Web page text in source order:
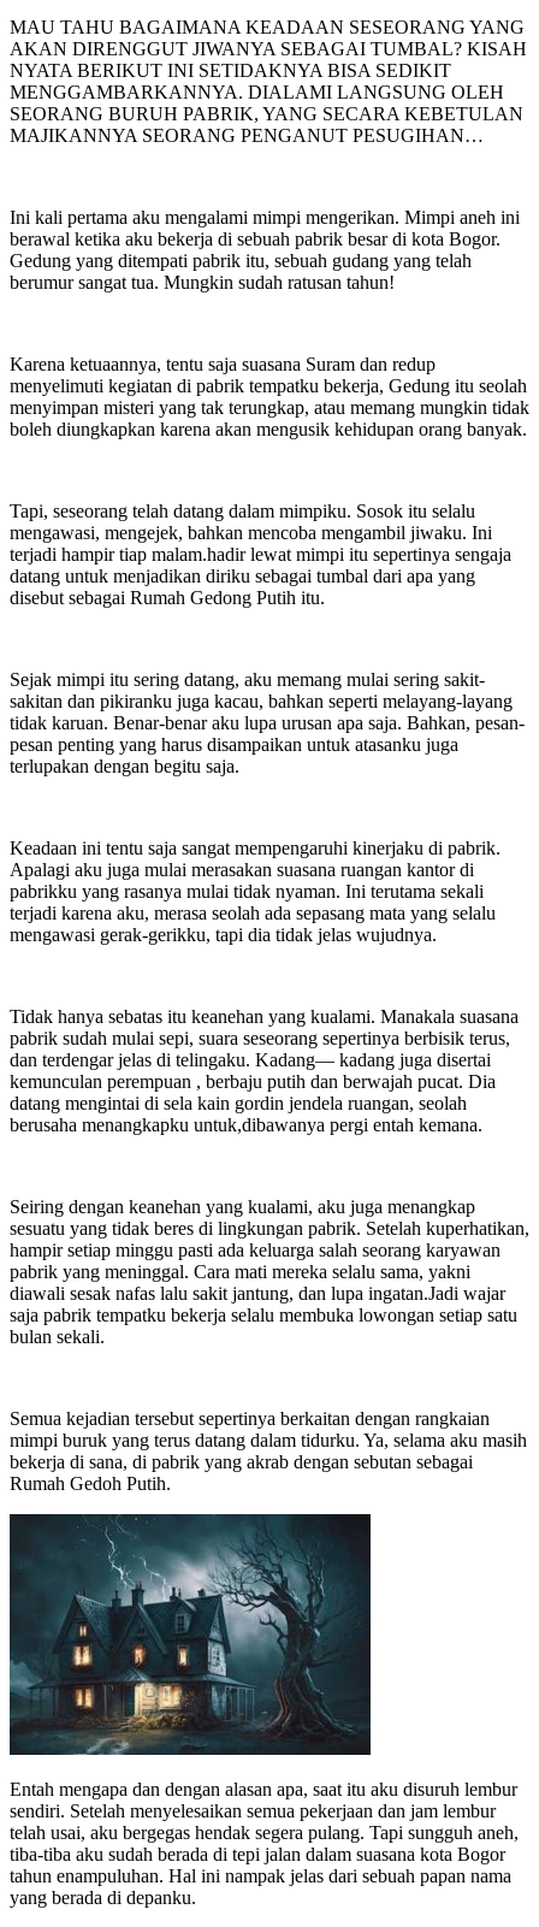
MAU TAHU BAGAIMANA KEADAAN SESEORANG YANG
AKAN DIRENGGUT JIWANYA SEBAGAI TUMBAL? KISAH
NYATA BERIKUT INI SETIDAKNYA BISA SEDIKIT
MENGGAMBARKANNYA. DIALAMI LANGSUNG OLEH
SEORANG BURUH PABRIK, YANG SECARA KEBETULAN
MAJIKANNYA SEORANG PENGANUT PESUGIHAN…
Ini kali pertama aku mengalami mimpi mengerikan. Mimpi aneh ini
berawal ketika aku bekerja di sebuah pabrik besar di kota Bogor.
Gedung yang ditempati pabrik itu, sebuah gudang yang telah
berumur sangat tua. Mungkin sudah ratusan tahun!
Karena ketuaannya, tentu saja suasana Suram dan redup
menyelimuti kegiatan di pabrik tempatku bekerja, Gedung itu seolah
menyimpan misteri yang tak terungkap, atau memang mungkin tidak
boleh diungkapkan karena akan mengusik kehidupan orang banyak.
Tapi, seseorang telah datang dalam mimpiku. Sosok itu selalu
mengawasi, mengejek, bahkan mencoba mengambil jiwaku. Ini
terjadi hampir tiap malam.hadir lewat mimpi itu sepertinya sengaja
datang untuk menjadikan diriku sebagai tumbal dari apa yang
disebut sebagai Rumah Gedong Putih itu.
Sejak mimpi itu sering datang, aku memang mulai sering sakit-
sakitan dan pikiranku juga kacau, bahkan seperti melayang-layang
tidak karuan. Benar-benar aku lupa urusan apa saja. Bahkan, pesan-
pesan penting yang harus disampaikan untuk atasanku juga
terlupakan dengan begitu saja.
Keadaan ini tentu saja sangat mempengaruhi kinerjaku di pabrik.
Apalagi aku juga mulai merasakan suasana ruangan kantor di
pabrikku yang rasanya mulai tidak nyaman. Ini terutama sekali
terjadi karena aku, merasa seolah ada sepasang mata yang selalu
mengawasi gerak-gerikku, tapi dia tidak jelas wujudnya.
Tidak hanya sebatas itu keanehan yang kualami. Manakala suasana
pabrik sudah mulai sepi, suara seseorang sepertinya berbisik terus,
dan terdengar jelas di telingaku. Kadang— kadang juga disertai
kemunculan perempuan , berbaju putih dan berwajah pucat. Dia
datang mengintai di sela kain gordin jendela ruangan, seolah
berusaha menangkapku untuk,dibawanya pergi entah kemana.
Seiring dengan keanehan yang kualami, aku juga menangkap
sesuatu yang tidak beres di lingkungan pabrik. Setelah kuperhatikan,
hampir setiap minggu pasti ada keluarga salah seorang karyawan
pabrik yang meninggal. Cara mati mereka selalu sama, yakni
diawali sesak nafas lalu sakit jantung, dan lupa ingatan.Jadi wajar
saja pabrik tempatku bekerja selalu membuka lowongan setiap satu
bulan sekali.
Semua kejadian tersebut sepertinya berkaitan dengan rangkaian
mimpi buruk yang terus datang dalam tidurku. Ya, selama aku masih
bekerja di sana, di pabrik yang akrab dengan sebutan sebagai
Rumah Gedoh Putih.
Entah mengapa dan dengan alasan apa, saat itu aku disuruh lembur
sendiri. Setelah menyelesaikan semua pekerjaan dan jam lembur
telah usai, aku bergegas hendak segera pulang. Tapi sungguh aneh,
tiba-tiba aku sudah berada di tepi jalan dalam suasana kota Bogor
tahun enampuluhan. Hal ini nampak jelas dari sebuah papan nama
yang berada di depanku.